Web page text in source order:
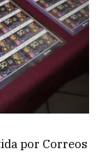
por Correos